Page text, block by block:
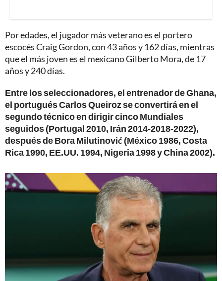
Por edades, el jugador más veterano es el portero
escocés Craig Gordon, con 43 años y 162 días, mientras
que el más joven es el mexicano Gilberto Mora, de 17
años y 240 días.
Entre los seleccionadores, el entrenador de Ghana,
el portugués Carlos Queiroz se convertirá en el
segundo técnico en dirigir cinco Mundiales
seguidos (Portugal 2010, Irán 2014-2018-2022),
después de Bora Milutinović (México 1986, Costa
Rica 1990, EE.UU. 1994, Nigeria 1998 y China 2002).